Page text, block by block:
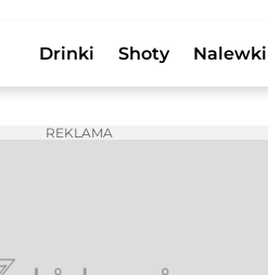
Drinki Shoty
REKLAMA